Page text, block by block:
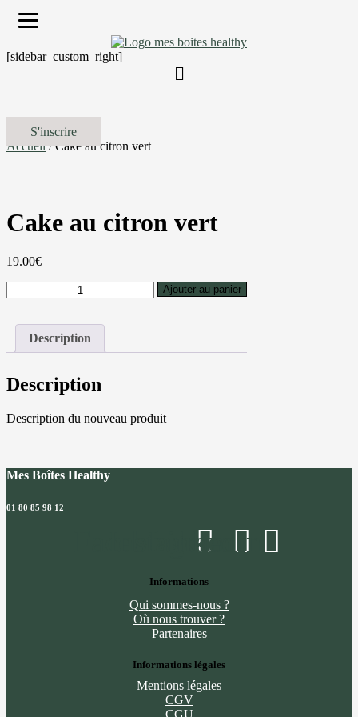
[sidebar_custom_right]
S'inscrire
Accueil/ Cake au citron vert
Cake au citron vert
19.00€
de
citron
Ajouter au panier
Description
Description
Description du nouveau produit
Mes Boîtes Healthy
01 80 85 98 12
Instagram
Linkedin
Informations
Qui sommes-nous ?
Où nous trouver ?
Partenaires
Informations légales
Mentions légales
CGV